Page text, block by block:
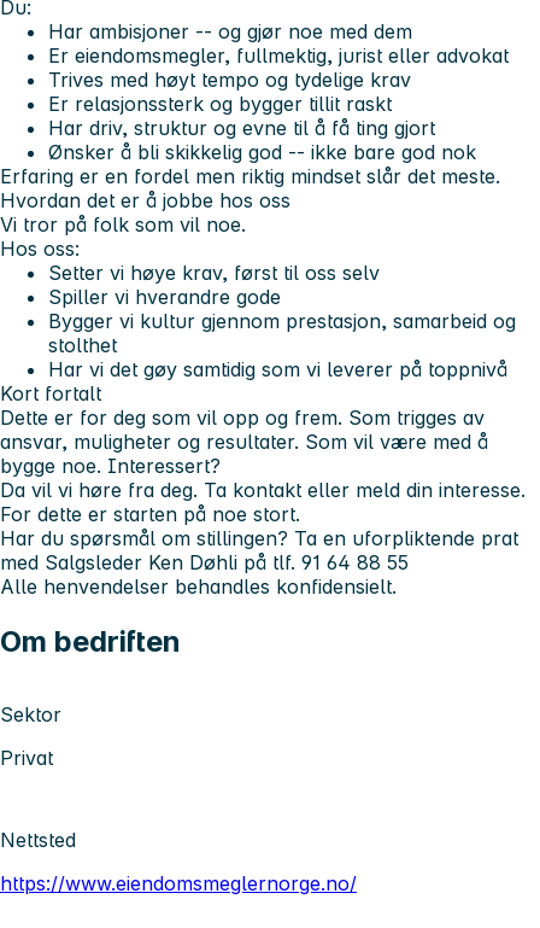
Du:
Har ambisjoner -- og gjør noe med dem
Er eiendomsmegler, fullmektig, jurist eller advokat
Trives med høyt tempo og tydelige krav
Er relasjonssterk og bygger tillit raskt
Har driv, struktur og evne til å få ting gjort
Ønsker å bli skikkelig god -- ikke bare god nok
Erfaring er en fordel men riktig mindset slår det meste.
Hvordan det er å jobbe hos oss
Vi tror på folk som vil noe.
Hos oss:
Setter vi høye krav, først til oss selv
Spiller vi hverandre gode
Bygger vi kultur gjennom prestasjon, samarbeid og
stolthet
Har vi det gøy samtidig som vi leverer på toppnivå
Kort fortalt
Dette er for deg som vil opp og frem. Som trigges av
ansvar, muligheter og resultater. Som vil være med å
bygge noe. Interessert?
Da vil vi høre fra deg. Ta kontakt eller meld din interesse.
For dette er starten på noe stort.
Har du spørsmål om stillingen? Ta en uforpliktende prat
med Salgsleder Ken Døhli på tlf. 91 64 88 55
Alle henvendelser behandles konfidensielt.
Om bedriften
Sektor
Privat
Nettsted
https://www.eiendomsmeglernorge.no/